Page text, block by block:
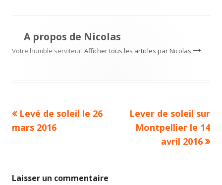
A propos de Nicolas
Votre humble serviteur. Afficher tous les articles par Nicolas
Navigation
Article
précédent :
Levé de soleil le 26
mars 2016
Article
suivant :
Lever de soleil sur
Montpellier le 14
avril 2016
Laisser un commentaire